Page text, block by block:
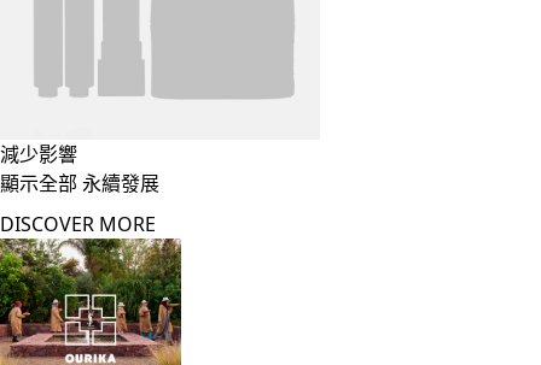
減少影響
顯示全部 永續發展
DISCOVER MORE